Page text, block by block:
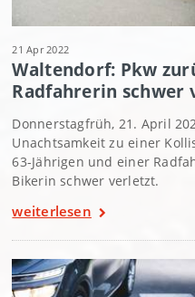
21 Apr 2022
Waltendorf: Pkw
Radfahrerin schwer
Donnerstagfrüh, 21. April
Unachtsamkeit zu einer
63-Jährigen und einer
Bikerin schwer verletzt.
weiterlesen